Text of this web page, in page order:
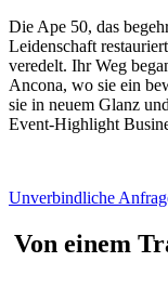
Die Ape 50, das
Leidenschaft
veredelt. Ihr Weg
Ancona, wo sie ein
sie in neuem Glanz
Event-Highlight
Unverbindliche
Von einem